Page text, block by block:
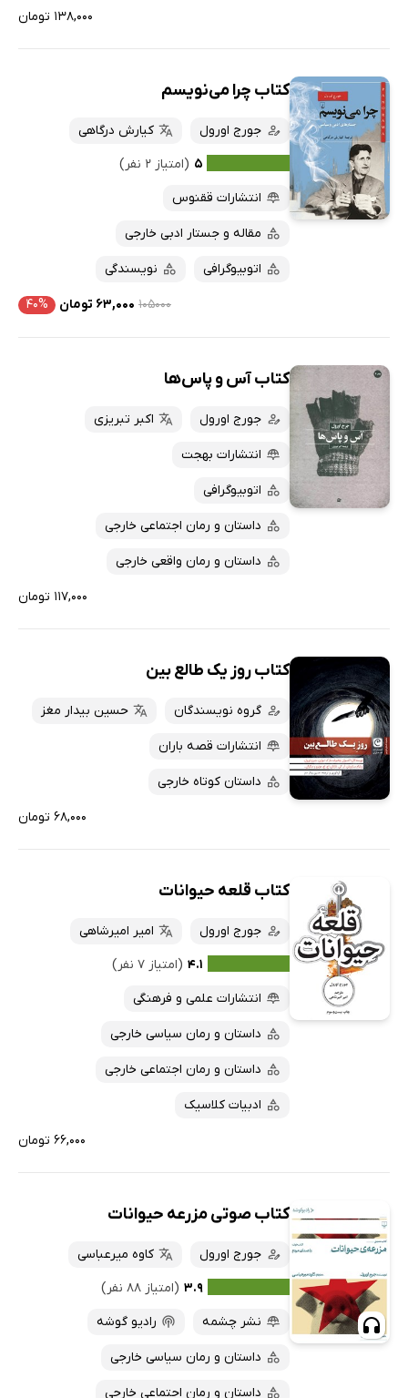
۱۳۸,۰۰۰ تومان
کتاب چرا می‌نویسم
جورج اورول
کیارش درگاهی
۵ (امتیاز ۲ نفر)
انتشارات ققنوس
مقاله و جستار ادبی خارجی
اتوبیوگرافی نویسندگی
۱۰۵۰۰۰ ۶۳,۰۰۰ تومان ۴۰%
کتاب آس و پاس‌ها
جورج اورول اکبر تبریزی
انتشارات بهجت
اتوبیوگرافی
داستان و رمان اجتماعی خارجی
داستان و رمان واقعی خارجی
۱۱۷,۰۰۰ تومان
کتاب روز یک طالع بین
گروه نویسندگان حسین بیدار مغز
انتشارات قصه باران
داستان کوتاه خارجی
۶۸,۰۰۰ تومان
کتاب قلعه‌ حیوانات
جورج اورول
امیر امیرشاهی
۴.۱ (امتیاز ۷ نفر)
انتشارات علمی و فرهنگی
داستان و رمان سیاسی خارجی
داستان و رمان اجتماعی خارجی
ادبیات کلاسیک
۶۶,۰۰۰ تومان
کتاب صوتی مزرعه حیوانات
جورج اورول
کاوه میرعباسی
۳.۹ (امتیاز ۸۸ نفر)
نشر چشمه
رادیو گوشه
داستان و رمان سیاسی خارجی
داستان و رمان اجتماعی خارجی